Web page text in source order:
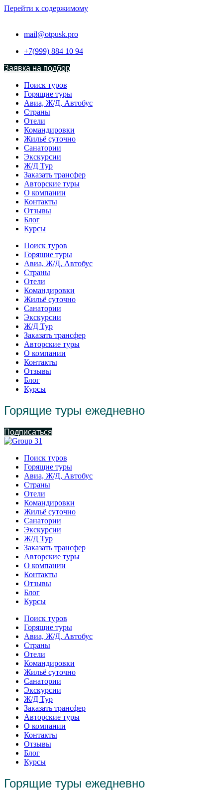
Перейти к содержимому
mail@otpusk.pro
+7(999) 884 10 94
Заявка на подбор
Поиск туров
Горящие туры
Авиа, Ж/Д, Автобус
Страны
Отели
Командировки
Жильё суточно
Санатории
Экскурсии
Ж/Д Тур
Заказать трансфер
Авторские туры
О компании
Контакты
Отзывы
Блог
Курсы
Поиск туров
Горящие туры
Авиа, Ж/Д, Автобус
Страны
Отели
Командировки
Жильё суточно
Санатории
Экскурсии
Ж/Д Тур
Заказать трансфер
Авторские туры
О компании
Контакты
Отзывы
Блог
Курсы
Горящие туры ежедневно
Подписаться
Поиск туров
Горящие туры
Авиа, Ж/Д, Автобус
Страны
Отели
Командировки
Жильё суточно
Санатории
Экскурсии
Ж/Д Тур
Заказать трансфер
Авторские туры
О компании
Контакты
Отзывы
Блог
Курсы
Поиск туров
Горящие туры
Авиа, Ж/Д, Автобус
Страны
Отели
Командировки
Жильё суточно
Санатории
Экскурсии
Ж/Д Тур
Заказать трансфер
Авторские туры
О компании
Контакты
Отзывы
Блог
Курсы
Горящие туры ежедневно